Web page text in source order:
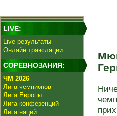
LIVE:
Live-результаты
Онлайн трансляции
СОРЕВНОВАНИЯ:
ЧМ 2026
Лига чемпионов
Лига Европы
Лига конференций
Лига наций